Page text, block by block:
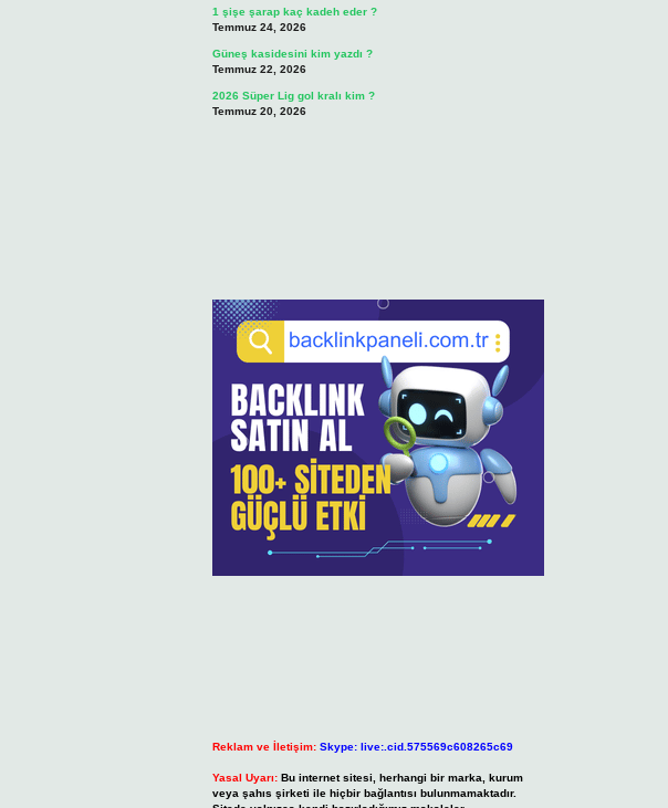
1 şişe şarap kaç kadeh eder ?
Temmuz 24, 2026
Güneş kasidesini kim yazdı ?
Temmuz 22, 2026
2026 Süper Lig gol kralı kim ?
Temmuz 20, 2026
Reklam ve İletişim: Skype: live:.cid.575569c608265c69
Yasal Uyarı: Bu internet sitesi, herhangi bir marka, kurum
veya şahıs şirketi ile hiçbir bağlantısı bulunmamaktadır.